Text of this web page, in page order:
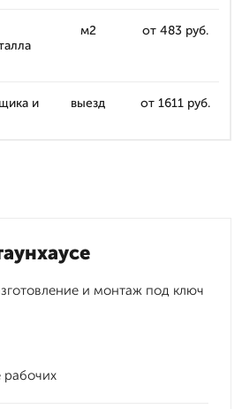
м2 от 483 руб.
и
выезд от 1611 руб.
и монтаж под ключ
рабочих